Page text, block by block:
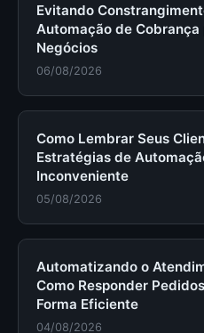
Evitando
Automação de Cobrança
Negócios
06/08/2026
Como Lembrar Seus
Estratégias de
Inconveniente
05/08/2026
Automatizando o
Como Responder
Forma Eficiente
04/08/2026